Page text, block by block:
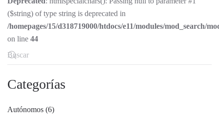
($string) of type string is deprecated in
/homepages/15/d318719000/htdocs/e11/modules/mod_search/
on line 44
Categorías
Autónomos (6)